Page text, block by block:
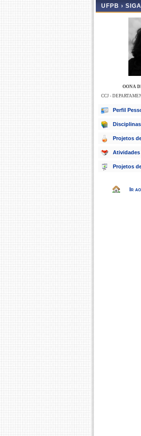
UFPB ›
OONA
CCJ -
Perfil
Projetos
Atividades
Projetos
Ir ao